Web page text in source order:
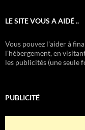
LE SITE VOUS A AIDÉ ..
Vous pouvez l'aider à
l'hébergement, en
les publicités (une seule
PUBLICITÉ